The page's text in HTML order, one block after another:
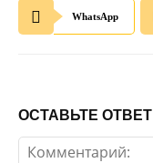
WhatsApp
ОСТАВЬТЕ ОТВЕТ